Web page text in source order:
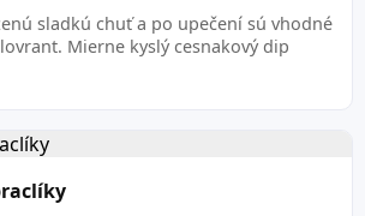
sladkú chuť a po upečení sú vhodné
Mierne kyslý cesnakový dip